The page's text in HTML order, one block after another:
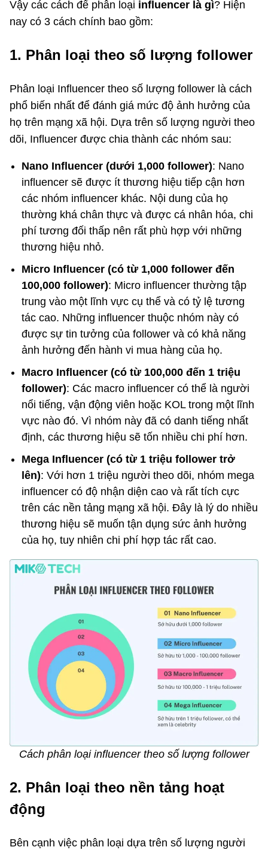
Vậy các cách để phân loại influencer là gì? Hiện
nay có 3 cách chính bao gồm:
1. Phân loại theo số lượng follower
Phân loại Influencer theo số lượng follower là cách
phổ biến nhất để đánh giá mức độ ảnh hưởng của
họ trên mạng xã hội. Dựa trên số lượng người theo
dõi, Influencer được chia thành các nhóm sau:
Nano Influencer (dưới 1,000 follower): Nano
influencer sẽ được ít thương hiệu tiếp cận hơn
các nhóm influencer khác. Nội dung của họ
thường khá chân thực và được cá nhân hóa, chi
phí tương đối thấp nên rất phù hợp với những
thương hiệu nhỏ.
Micro Influencer (có từ 1,000 follower đến
100,000 follower): Micro influencer thường tập
trung vào một lĩnh vực cụ thể và có tỷ lệ tương
tác cao. Những influencer thuộc nhóm này có
được sự tin tưởng của follower và có khả năng
ảnh hưởng đến hành vi mua hàng của họ.
Macro Influencer (có từ 100,000 đến 1 triệu
follower): Các macro influencer có thể là người
nổi tiếng, vận động viên hoặc KOL trong một lĩnh
vực nào đó. Vì nhóm này đã có danh tiếng nhất
định, các thương hiệu sẽ tốn nhiều chi phí hơn.
Mega Influencer (có từ 1 triệu follower trở
lên): Với hơn 1 triệu người theo dõi, nhóm mega
influencer có độ nhận diện cao và rất tích cực
trên các nền tảng mạng xã hội. Đây là lý do nhiều
thương hiệu sẽ muốn tận dụng sức ảnh hưởng
của họ, tuy nhiên chi phí hợp tác rất cao.
Cách phân loại influencer theo số lượng follower
2. Phân loại theo nền tảng hoạt
động
Bên cạnh việc phân loại dựa trên số lượng người